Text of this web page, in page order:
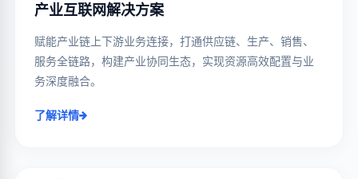
产业互联网解决方案
赋能产业链上下游业务连接，打通供应链、生产、销售、
服务全链路，构建产业协同生态，实现资源高效配置与业
务深度融合。
了解详情